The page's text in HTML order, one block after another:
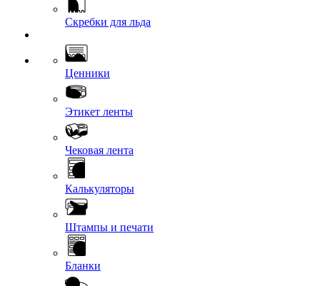
Скребки для льда
Ценники
Этикет ленты
Чековая лента
Калькуляторы
Штампы и печати
Бланки